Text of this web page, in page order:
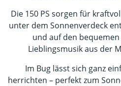
Die 150 PS sorgen für
unter dem Sonnenverdeck
und auf den
Lieblingsmusik aus der
Im Bug lässt sich ganz
herrichten – perfekt zum